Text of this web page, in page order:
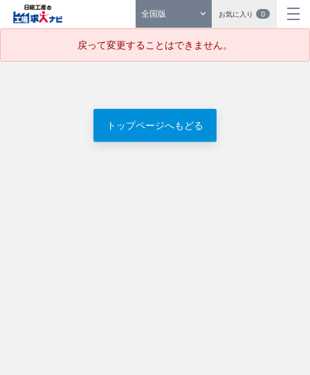
全国版 お気に入り 0
戻って変更することはできません。
トップページへもどる